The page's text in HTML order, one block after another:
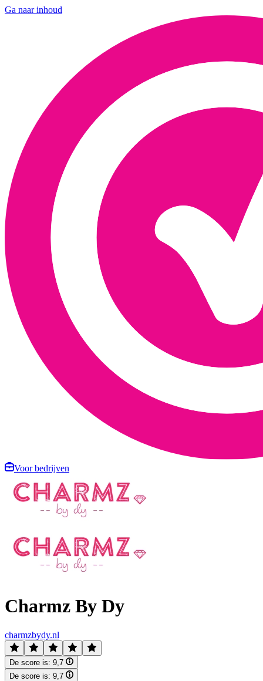
Ga naar inhoud
Voor bedrijven
Charmz By Dy
charmzbydy.nl
De score is: 9,7
De score is: 9,7